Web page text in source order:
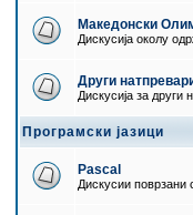
Македонски
Дискусија околу
Други
Дискусија за
Програмски јазици
Pascal
Дискусии поврзани